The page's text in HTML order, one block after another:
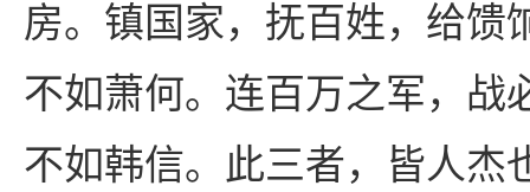
房。镇国家，抚百姓，给馈
不如萧何。连百万之军，战
不如韩信。此三者，皆人杰